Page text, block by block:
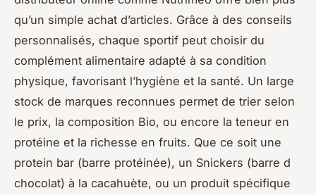
qu’un simple achat d’articles. Grâce à des conseils
personnalisés, chaque sportif peut choisir du
complément alimentaire adapté à sa condition
physique, favorisant l’hygiène et la santé. Un large
stock de marques reconnues permet de trier selon
le prix, la composition Bio, ou encore la teneur en
protéine et la richesse en fruits. Que ce soit une
protein bar (barre protéinée), un Snickers (barre d
chocolat) à la cacahuète, ou un produit spécifique